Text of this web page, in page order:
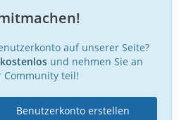
auf unserer Seite?
und nehmen Sie an
Community teil!
Benutzerkonto erstellen